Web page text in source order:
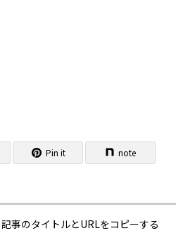
Pin it note
記事のタイトルとURLをコピーする